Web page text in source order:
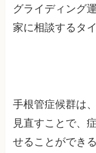
グライディング
家に相談するタ
手根管症候群は
見直すことで、
せることができ